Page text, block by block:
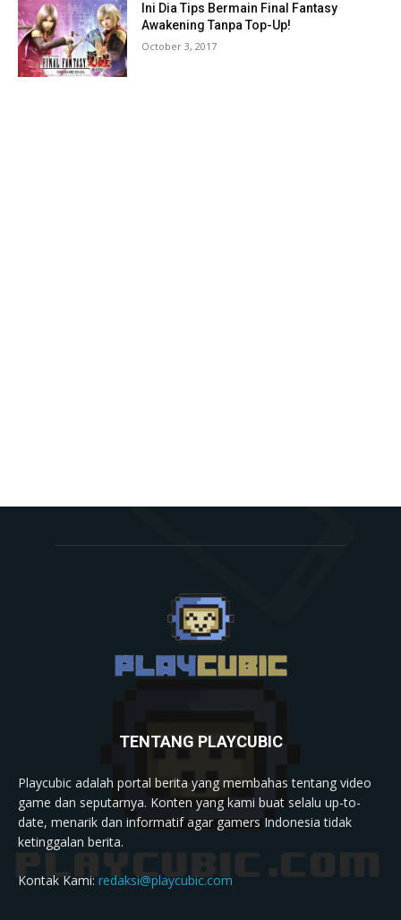
Ini Dia Tips Bermain Final Fantasy
Awakening Tanpa Top-Up!
October 3, 2017
TENTANG PLAYCUBIC
Playcubic adalah portal berita yang membahas tentang video
game dan seputarnya. Konten yang kami buat selalu up-to-
date, menarik dan informatif agar gamers Indonesia tidak
ketinggalan berita.
Kontak Kami:redaksi@playcubic.com